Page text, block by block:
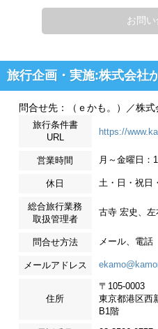
お問
旅行企画・実施:株式会社
問合せ先：（ｅかも。）／株式
旅行条件書
URL
https://
営業時間 月～金曜日：
休日 土・日・祝日
総合旅行業務
取扱管理者
古寺 宏史、
問合せ方法 メール、電話
メールアドレス
住所
〒105-0003
東京都港区西
B1階